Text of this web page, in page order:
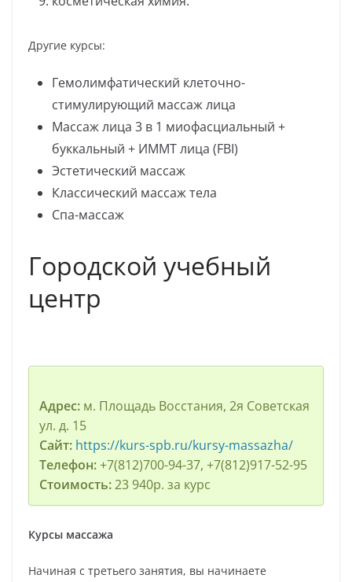
Другие курсы:
Гемолимфатический клеточно-
стимулирующий массаж лица
Массаж лица 3 в 1 миофасциальный +
буккальный + ИММТ лица (FBI)
Эстетический массаж
Классический массаж тела
Спа-массаж
Городской учебный
центр
Адрес:м. Площадь Восстания, 2я Советская
ул. д. 15
Сайт: https://kurs-spb.ru/kursy-massazha/
Телефон:+7(812)700-94-37, +7(812)917-52-95
Стоимость:23 940р. за курс
Курсы массажа
Начиная с третьего занятия, вы начинаете